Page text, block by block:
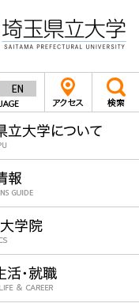
JapaneseEnglish